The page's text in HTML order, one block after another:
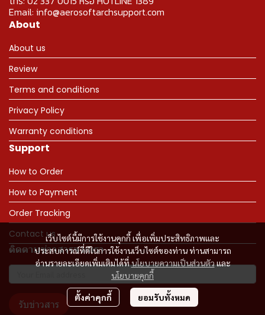
เว็บไซต์นี้มีการใช้งานคุกกี้ เพื่อเพิ่มประสิทธิภาพและ
ประสบการณ์ที่ดีในการใช้งานเว็บไซต์ของท่าน ท่านสามารถ
อ่านรายละเอียดเพิ่มเติมได้ที่นโยบายความเป็นส่วนตัวและ
นโยบายคุกกี้
ตั้งค่าคุกกี้ ยอมรับทั้งหมด
Email: info@aerosoftarchsupport.com
About
About us
Review
Terms and conditions
Privacy Policy
Warranty conditions
Support
How to Order
How to Payment
Order Tracking
Contact us
ติดตามข่าวสารจากเรา
รับข่าวสาร